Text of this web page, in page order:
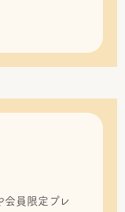
会員限定プレ